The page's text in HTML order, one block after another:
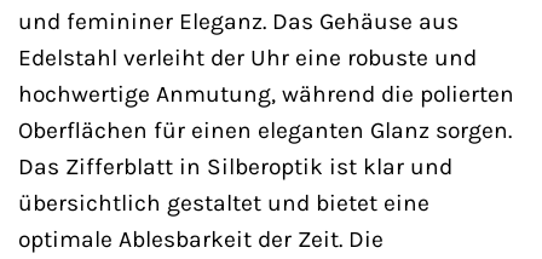
und femininer Eleganz. Das Gehäuse aus
Edelstahl verleiht der Uhr eine robuste und
hochwertige Anmutung, während die polierten
Oberflächen für einen eleganten Glanz sorgen.
Das Zifferblatt in Silberoptik ist klar und
übersichtlich gestaltet und bietet eine
optimale Ablesbarkeit der Zeit. Die